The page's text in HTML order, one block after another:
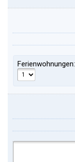
Ferienwohnungen: